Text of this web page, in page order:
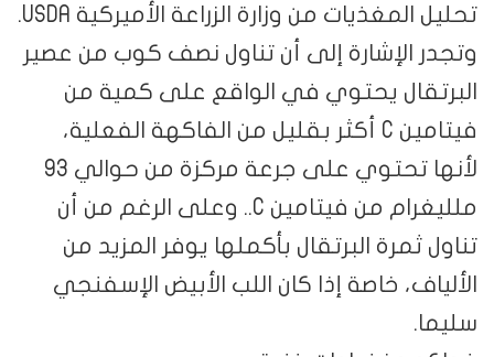
تحليل المغذيات من وزارة الزراعة الأميركية USDA.
وتجدر الإشارة إلى أن تناول نصف كوب من عصير
البرتقال يحتوي في الواقع على كمية من
فيتامين C أكثر بقليل من الفاكهة الفعلية،
لأنها تحتوي على جرعة مركزة من حوالي 93
ملليغرام من فيتامين C.. وعلى الرغم من أن
تناول ثمرة البرتقال بأكملها يوفر المزيد من
الألياف، خاصة إذا كان اللب الأبيض الإسفنجي
سليما.